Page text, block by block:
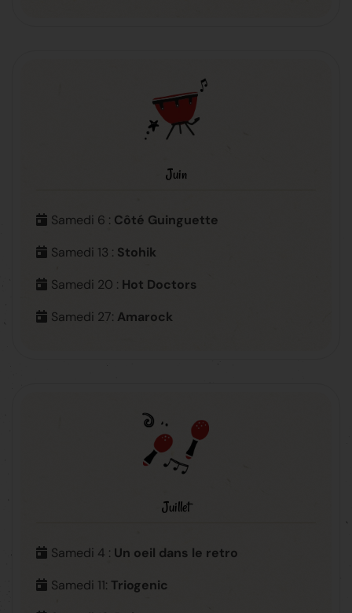
Juin
Samedi 6 : Côté Guinguette
Samedi 13 : Stohik
Samedi 20 : Hot Doctors
Samedi 27: Amarock
Juillet
Samedi 4 : Un oeil dans le retro
Samedi 11: Triogenic